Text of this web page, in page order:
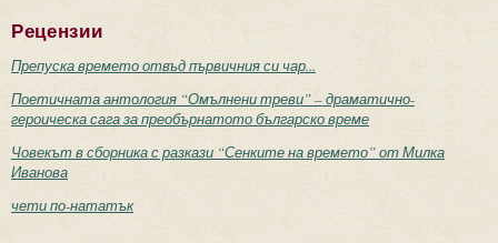
Рецензии
Препуска времето отвъд първичния си чар...
Поетичната антология “Омълнени треви” – драматично-
героическа сага за преобърнатото българско време
Човекът в сборника с разкази “Сенките на времето” от Милка
Иванова
чети по-нататък